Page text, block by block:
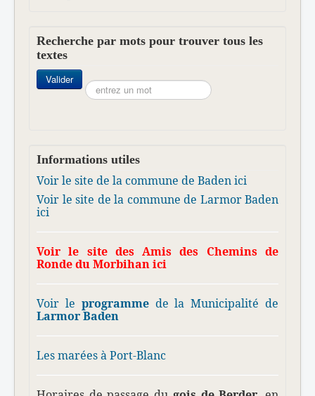
Recherche par mots pour trouver tous les
textes
Valider
Informations utiles
Voir le site de la commune de Baden ici
Voir le site de la commune de Larmor Baden
ici
Voir le site des Amis des Chemins de
Ronde du Morbihan ici
Voir le programmede la Municipalité de
Larmor Baden
Les marées à Port-Blanc